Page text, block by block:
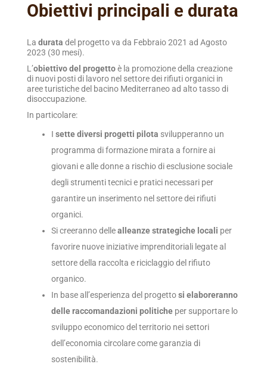
Obiettivi principali e durata
La durata del progetto va da Febbraio 2021 ad Agosto
2023 (30 mesi).
L’obiettivo del progettoè la promozione della creazione
di nuovi posti di lavoro nel settore dei rifiuti organici in
aree turistiche del bacino Mediterraneo ad alto tasso di
disoccupazione.
In particolare:
Isette diversi progetti pilota svilupperanno un
programma di formazione mirata a fornire ai
giovani e alle donne a rischio di esclusione sociale
degli strumenti tecnici e pratici necessari per
garantire un inserimento nel settore dei rifiuti
organici.
Si creeranno dellealleanze strategiche locali per
favorire nuove iniziative imprenditoriali legate al
settore della raccolta e riciclaggio del rifiuto
organico.
In base all’esperienza del progettosi elaboreranno
delle raccomandazioni politiche per supportare lo
sviluppo economico del territorio nei settori
dell’economia circolare come garanzia di
sostenibilità.